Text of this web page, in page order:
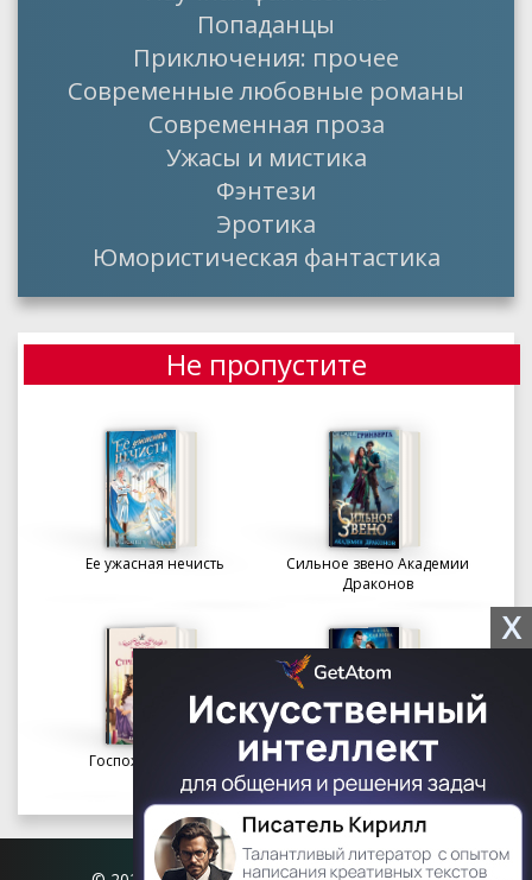
Попаданцы
Приключения: прочее
Современные любовные романы
Современная проза
Ужасы и мистика
Фэнтези
Эротика
Юмористическая фантастика
Не пропустите
Ее ужасная нечисть
Сильное звено Академии
Драконов
Госпожа портниха
Осколки вечности в
Академии Судьбы
X